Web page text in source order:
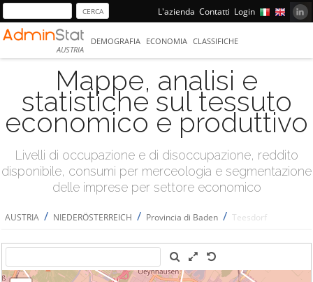
L'azienda Contatti Login
AUSTRIA
DEMOGRAFIA ECONOMIA CLASSIFICHE
Mappe, analisi e
statistiche sul tessuto
economico e produttivo
Livelli di occupazione e di disoccupazione, reddito
disponibile, consumi per merceologia e segmentazione
delle imprese per settore economico
AUSTRIA / NIEDERÖSTERREICH / Provincia di Baden / Teesdorf